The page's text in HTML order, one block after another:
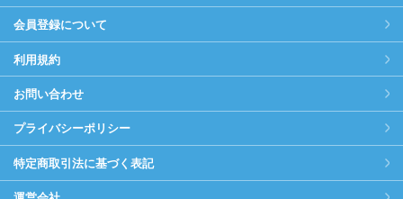
会員登録について
利用規約
お問い合わせ
プライバシーポリシー
特定商取引法に基づく表記